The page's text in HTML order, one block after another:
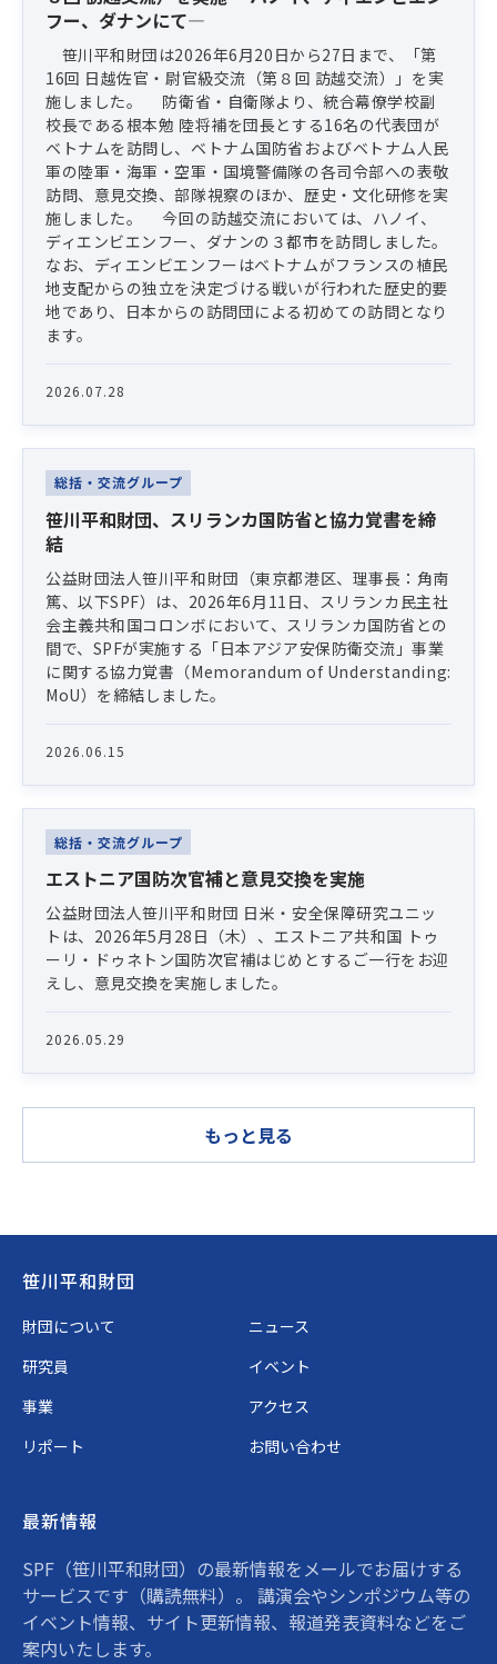
フー、ダナンにて―
笹川平和財団は2026年6月20日から27日まで、「第
16回 日越佐官・尉官級交流（第８回 訪越交流）」を実
施しました。 防衛省・自衛隊より、統合幕僚学校副
校長である根本勉 陸将補を団長とする16名の代表団が
ベトナムを訪問し、ベトナム国防省およびベトナム人民
軍の陸軍・海軍・空軍・国境警備隊の各司令部への表敬
訪問、意見交換、部隊視察のほか、歴史・文化研修を実
施しました。 今回の訪越交流においては、ハノイ、
ディエンビエンフー、ダナンの３都市を訪問しました。
なお、ディエンビエンフーはベトナムがフランスの植民
地支配からの独立を決定づける戦いが行われた歴史的要
地であり、日本からの訪問団による初めての訪問となり
ます。
2026.07.28
総括・交流グループ
笹川平和財団、スリランカ国防省と協力覚書を締
結
公益財団法人笹川平和財団（東京都港区、理事長：角南
篤、以下SPF）は、2026年6月11日、スリランカ民主社
会主義共和国コロンボにおいて、スリランカ国防省との
間で、SPFが実施する「日本アジア安保防衛交流」事業
に関する協力覚書（Memorandum of Understanding:
MoU）を締結しました。
2026.06.15
総括・交流グループ
エストニア国防次官補と意見交換を実施
公益財団法人笹川平和財団 日米・安全保障研究ユニッ
トは、2026年5月28日（木）、エストニア共和国 トゥ
ーリ・ドゥネトン国防次官補はじめとするご一行をお迎
えし、意見交換を実施しました。
2026.05.29
もっと見る
Footer
笹川平和財団
財団について
ニュース
研究員
イベント
事業
アクセス
リポート
お問い合わせ
最新情報
SPF（笹川平和財団）の最新情報をメールでお届けする
サービスです（購読無料）。 講演会やシンポジウム等の
イベント情報、サイト更新情報、報道発表資料などをご
案内いたします。